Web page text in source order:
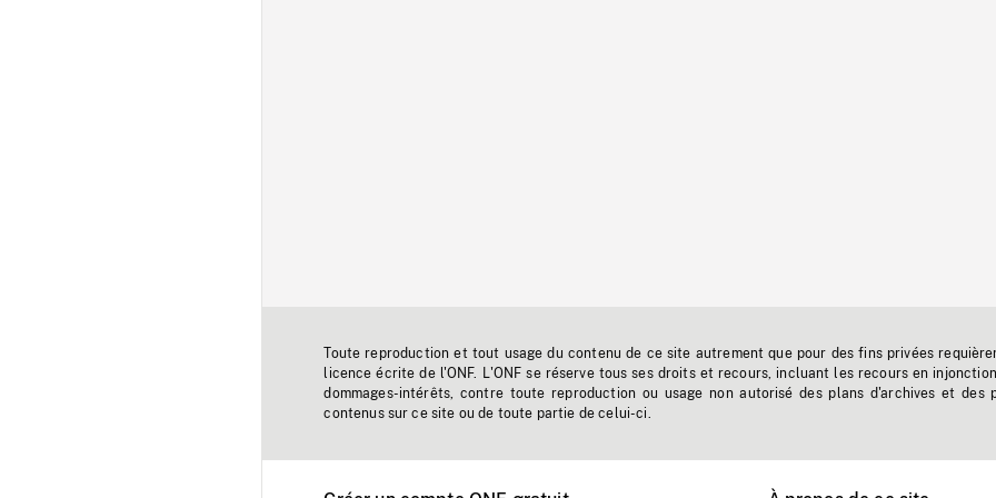
Toute reproduction et tout usage du contenu de ce site autrement que pour des fins privées
licence écrite de l'ONF. L'ONF se réserve tous ses droits et recours, incluant les recours en
dommages-intérêts, contre toute reproduction ou usage non autorisé des plans d'archives et des
contenus sur ce site ou de toute partie de celui-ci.